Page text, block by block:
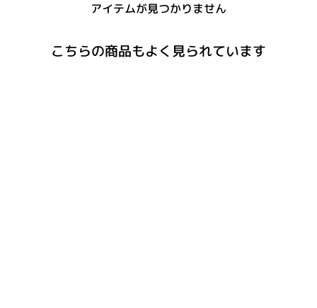
アイテムが見つかりません
こちらの商品もよく見られています